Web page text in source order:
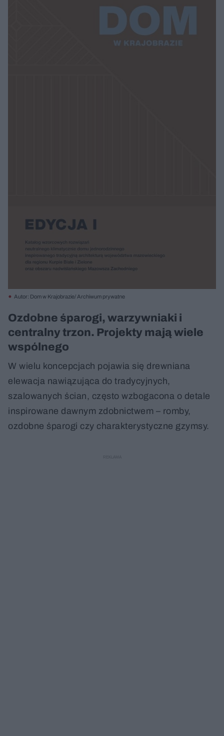
Autor: Dom w Krajobrazie/ Archiwum prywatne
Ozdobne śparogi, warzywniaki i
centralny trzon. Projekty mają wiele
wspólnego
W wielu koncepcjach pojawia się drewniana
elewacja nawiązująca do tradycyjnych,
szalowanych ścian, często wzbogacona o detale
inspirowane dawnym zdobnictwem – romby,
ozdobne śparogi czy charakterystyczne gzymsy.